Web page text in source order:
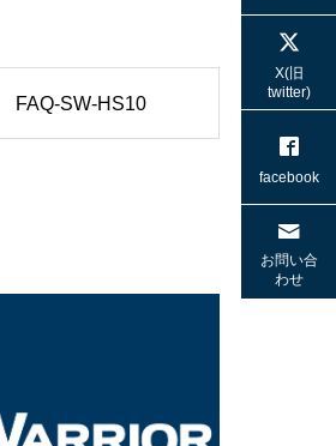
FAQ-SW-HS10
X(旧
twitter)
facebook
お問い合
わせ